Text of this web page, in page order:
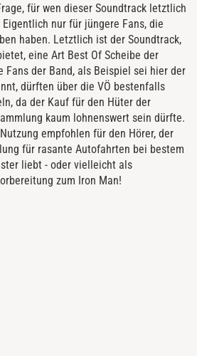
für wen dieser Soundtrack letztlich
nur für jüngere Fans, die
haben. Letztlich ist der Soundtrack,
eine Art Best Of Scheibe der
Fans der Band, als Beispiel sei hier der
dürften über die VÖ bestenfalls
da der Kauf für den Hüter der
kaum lohnenswert sein dürfte.
empfohlen für den Hörer, der
für rasante Autofahrten bei bestem
liebt - oder vielleicht als
zum Iron Man!